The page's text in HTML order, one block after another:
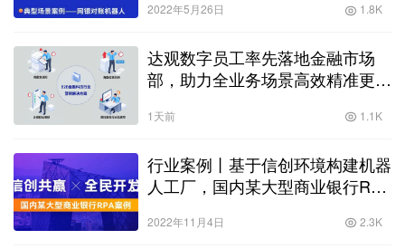
2022年5月26日 1.8K
达观数字员工率先落地金融市场
部，助力全业务场景高效精准更安
1天前 1.1K
行业案例丨基于信创环境构建机器
人工厂，国内某大型商业银行RPA
2022年11月4日 2.3K